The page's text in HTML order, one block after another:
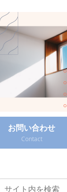
お問い合わせ
Contact‎